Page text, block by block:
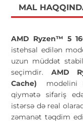
MAL
AMD Ryzen™ 5
istehsal edilən
uzun müddət
seçimdir. AMD
Cache)
modelini
qiymətə sifariş
istərsə də real
zəmanət təqdim